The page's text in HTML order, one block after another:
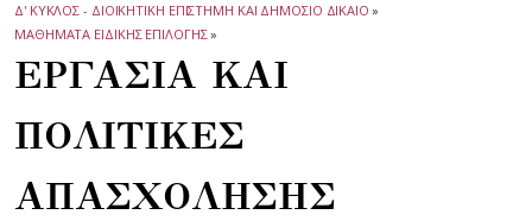
Δ' ΚΥΚΛΟΣ - ΔΙΟΙΚΗΤΙΚΗ ΕΠΙΣΤΗΜΗ ΚΑΙ ΔΗΜΟΣΙΟ ΔΙΚΑΙΟ »
ΜΑΘΗΜΑΤΑ ΕΙΔΙΚΗΣ ΕΠΙΛΟΓΗΣ»
ΕΡΓΑΣΙΑ ΚΑΙ
ΠΟΛΙΤΙΚΕΣ
ΑΠΑΣΧΟΛΗΣΗΣ